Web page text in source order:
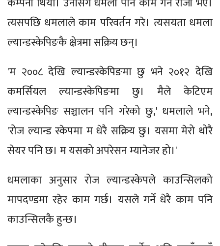
त्यसपछि धमलाले काम परिवर्तन गरे। त्यसयता धमला
ल्यान्डस्केपिङकै क्षेत्रमा सक्रिय छन्।
'म २००८ देखि ल्यान्डस्केपिङमा छु भने २०१२ देखि
कमर्सियल ल्यान्डस्केपिङमा छु। मैले केटिएम
ल्यान्डस्केपिङ सञ्चालन पनि गरेको छु,' धमलाले भने,
'रोज ल्यान्ड स्केपमा म धेरै सक्रिय छु। यसमा मेरो थोरै
सेयर पनि छ। म यसको अपरेसन म्यानेजर हो।'
धमलाका अनुसार रोज ल्यान्डस्केपले काउन्सिलको
मापदण्डमा रहेर काम गर्छ। यसले गर्ने धेरै काम पनि
काउन्सिलकै हुन्छ।